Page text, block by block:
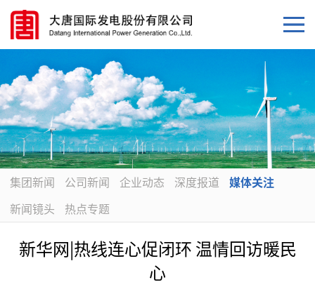
集团新闻 公司新闻 企业动态 深度报道
媒体关注
新闻镜头
热点专题
新华网|热线连心促闭环 温情回访暖民
心